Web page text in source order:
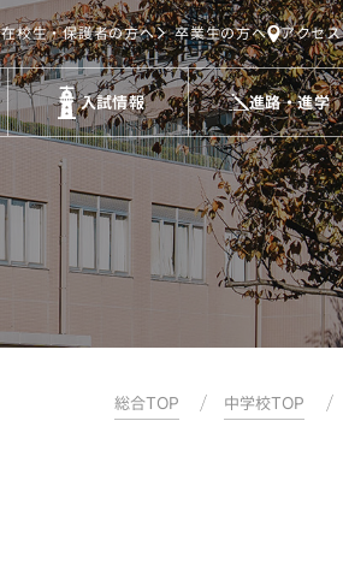
在校生・保護者の方へ 卒業生の方へ アクセス
入試情報 進路・進学
総合TOP 中学校TOP